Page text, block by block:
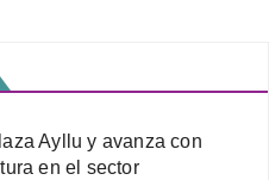
Ayllu y avanza con
en el sector